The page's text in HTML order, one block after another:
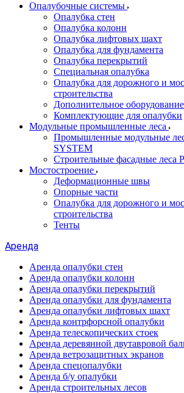
Опалубочные системы
Опалубка стен
Опалубка колонн
Опалубка лифтовых шахт
Опалубка для фундамента
Опалубка перекрытий
Специальная опалубка
Опалубка для дорожного и
строительства
Дополнительное
Комплектующие для опалубки
Модульные промышленные леса
Промышленные модульные
SYSTEM
Строительные фасадные леса
Мостостроение
Деформационные швы
Опорные части
Опалубка для дорожного и
строительства
Тенты
Аренда
Аренда опалубки стен
Аренда опалубки колонн
Аренда опалубки перекрытий
Аренда опалубки для фундамента
Аренда опалубки лифтовых шахт
Аренда контрфорсной опалубки
Аренда телескопических стоек
Аренда деревянной двутавровой
Аренда ветрозащитных экранов
Аренда спецопалубки
Аренда б/у опалубки
Аренда строительных лесов